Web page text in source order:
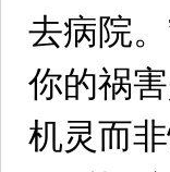
去病院。
你的祸
机灵而